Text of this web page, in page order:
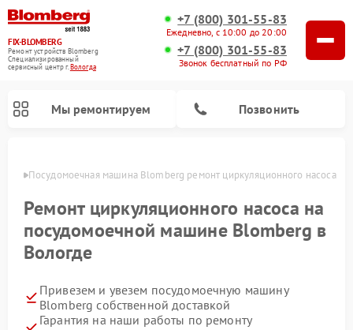
FIX-BLOMBERG
Ремонт устройств Blomberg
Специализированный
cервисный центр г.Вологда
+7 (800) 301-55-83
Ежедневно, с 10:00 до 20:00
+7 (800) 301-55-83
Звонок бесплатный по РФ
Мы ремонтируем Позвонить
Посудомоечная машина Blomberg ремонт циркуляционного насоса
Ремонт циркуляционного насоса на
посудомоечной машине Blomberg в
Вологде
Привезем и увезем посудомоечную машину
Blomberg собственной доставкой
Гарантия на наши работы по ремонту